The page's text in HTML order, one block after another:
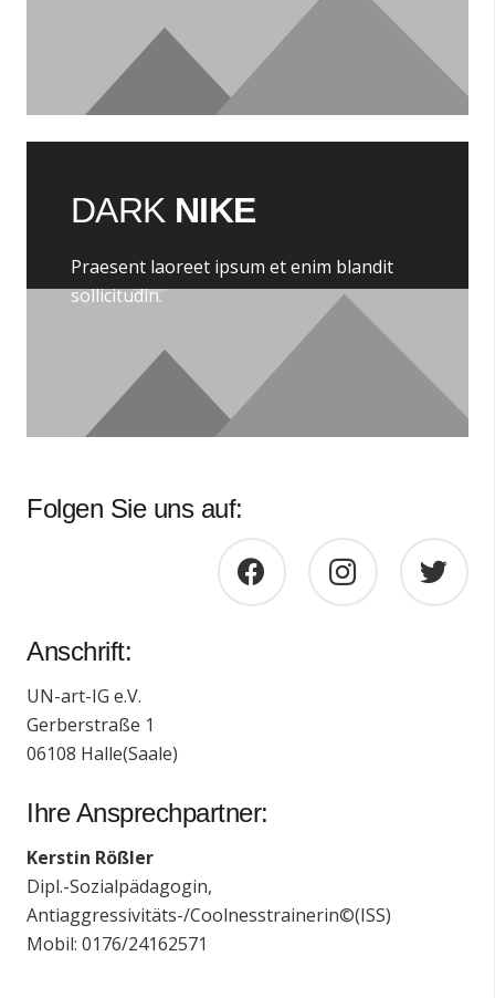
DARK NIKE
Praesent laoreet ipsum et enim blandit
sollicitudin.
Ihre Ansprechpartner:
Kerstin Rößler
Dipl.-Sozialpädagogin,
Antiaggressivitäts-/Coolnesstrainerin©(ISS)
Mobil: 0176/24162571
Anschrift:
UN-art-IG e.V.
Gerberstraße 1
06108 Halle(Saale)
Folgen Sie uns auf: